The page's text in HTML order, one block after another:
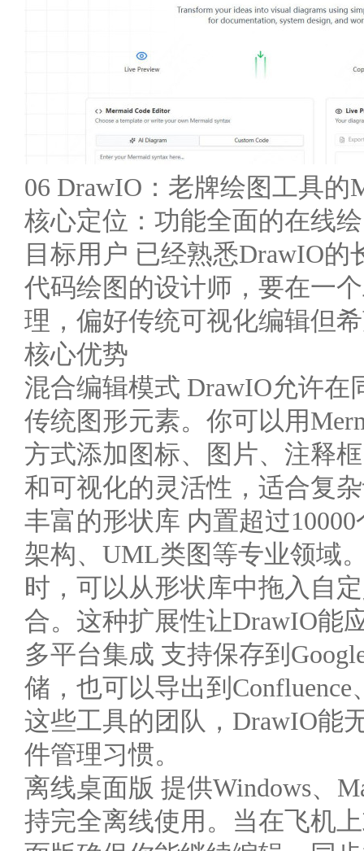
06 DrawIO：老牌绘图工具的
核心定位：功能全面的在线
目标用户 已经熟悉DrawIO
代码绘图的设计师，要在一
理，偏好传统可视化编辑但
核心优势
混合编辑模式 DrawIO允许在
传统图形元素。你可以用
方式添加图标、图片、注释
和可视化的灵活性，适合复
丰富的形状库 内置超过
架构、UML类图等专业领域
时，可以从形状库中拖入自
合。这种扩展性让DrawIO能
多平台集成 支持保存到
储，也可以导出到
这些工具的团队，DrawIO能
件管理习惯。
离线桌面版 提供Windows、
持完全离线使用。当在飞机